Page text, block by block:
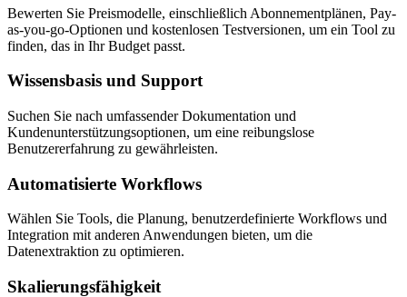
Bewerten Sie Preismodelle, einschließlich Abonnementplänen, Pay-
as-you-go-Optionen und kostenlosen Testversionen, um ein Tool zu
finden, das in Ihr Budget passt.
Wissensbasis und Support
Suchen Sie nach umfassender Dokumentation und
Kundenunterstützungsoptionen, um eine reibungslose
Benutzererfahrung zu gewährleisten.
Automatisierte Workflows
Wählen Sie Tools, die Planung, benutzerdefinierte Workflows und
Integration mit anderen Anwendungen bieten, um die
Datenextraktion zu optimieren.
Skalierungsfähigkeit